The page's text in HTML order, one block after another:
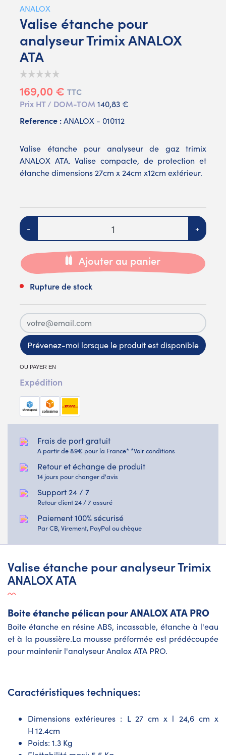
ANALOX
Valise étanche pour
analyseur Trimix ANALOX
ATA
169,00 € TTC
Prix HT / DOM-TOM 140,83 €
Reference :ANALOX - 010112
Valise étanche pour analyseur de gaz trimix
ANALOX ATA. Valise compacte, de protection et
étanche dimensions 27cm x 24cm x12cm extérieur.
Quantité
- +
Ajouter au panier
Rupture de stock
Prévenez-moi lorsque le produit est disponible
OU PAYER EN
Expédition
Frais de port gratuit
A partir de 89€ pour la France* *Voir conditions
Retour et échange de produit
14 jours pour changer d'avis
Support 24 / 7
Retour client 24 / 7 assuré
Paiement 100% sécurisé
Par CB, Virement, PayPal ou chèque
Valise étanche pour analyseur Trimix
ANALOX ATA
Boite étanche pélican pour ANALOX ATA PRO
Boite étanche en résine ABS, incassable, étanche à l'eau
et à la poussière.La mousse préformée est prédécoupée
pour maintenir l'analyseur Analox ATA PRO.
Caractéristiques techniques:
Dimensions extérieures : L 27 cm x l 24,6 cm x
H 12.4cm
Poids: 1.3 Kg